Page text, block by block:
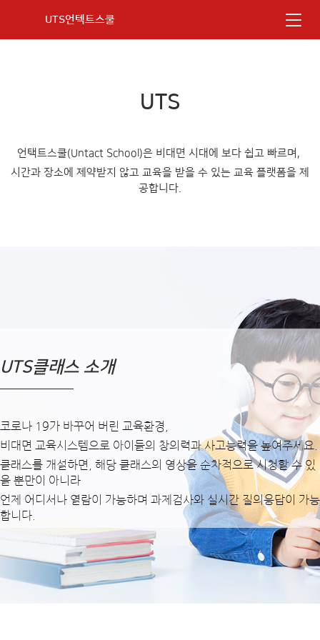
UTS언텍트스쿨
UTS
언택트스쿨(Untact School)은 비대면 시대에 보다 쉽고 빠르며,
시간과 장소에 제약받지 않고 교육을 받을 수 있는 교육 플랫폼을 제
공합니다.
UTS클래스 소개
코로나 19가 바꾸어 버린 교육환경,
비대면 교육시스템으로 아이들의 창의력과 사고능력을 높여주세요.
클래스를 개설하면, 해당 클래스의 영상을 순차적으로 시청할 수 있
을 뿐만이 아니라
언제 어디서나 열람이 가능하며 과제검사와 실시간 질의응답이 가능
합니다.